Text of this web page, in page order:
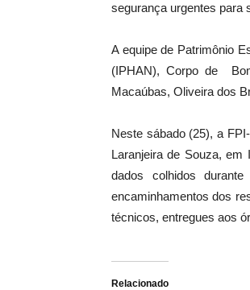
segurança urgentes para
A equipe de Patrimônio
(IPHAN), Corpo de
Macaúbas, Oliveira dos
Neste sábado (25), a
Laranjeira de Souza, em
dados colhidos
encaminhamentos dos
técnicos, entregues aos
Relacionado